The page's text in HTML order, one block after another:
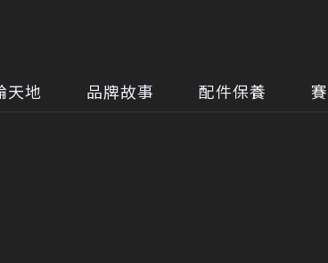
天地 品牌故事 配件保養